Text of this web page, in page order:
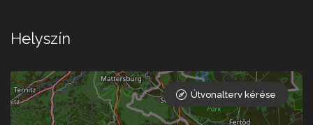
Helyszín
Útvonalterv kérése